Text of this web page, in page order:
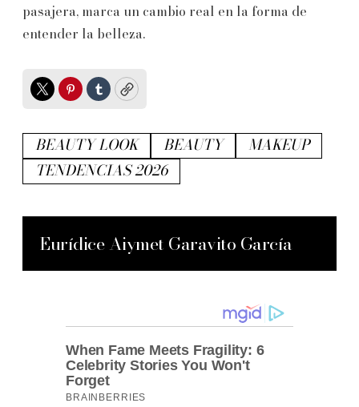
pasajera, marca un cambio real en la forma de
entender la belleza.
TwitterPinterest
TumblrCopy
BEAUTY LOOK BEAUTY
MAKEUP
TENDENCIAS 2026
Eurídice Aiymet Garavito García